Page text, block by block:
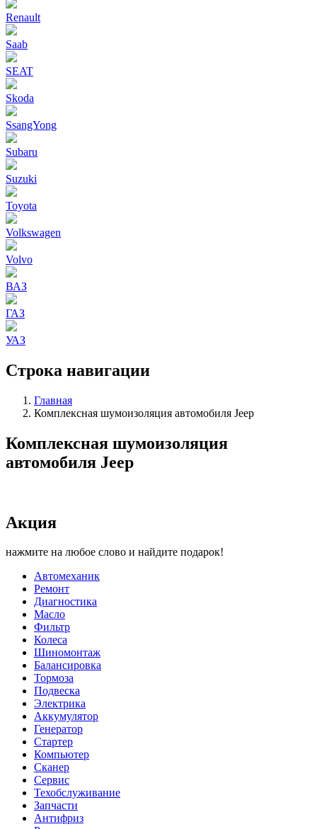
Renault
Saab
SEAT
Skoda
SsangYong
Subaru
Suzuki
Toyota
Volkswagen
Volvo
ВАЗ
ГАЗ
УАЗ
Строка навигации
Главная
Комплексная шумоизоляция автомобиля Jeep
Комплексная шумоизоляция
автомобиля Jeep
Акция
нажмите на любое слово и найдите подарок!
Автомеханик
Ремонт
Диагностика
Масло
Фильтр
Колеса
Шиномонтаж
Балансировка
Тормоза
Подвеска
Электрика
Аккумулятор
Генератор
Стартер
Компьютер
Сканер
Сервис
Техобслуживание
Запчасти
Антифриз